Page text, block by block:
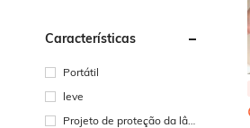
Características
Portátil
leve
Projeto de proteção da lâm